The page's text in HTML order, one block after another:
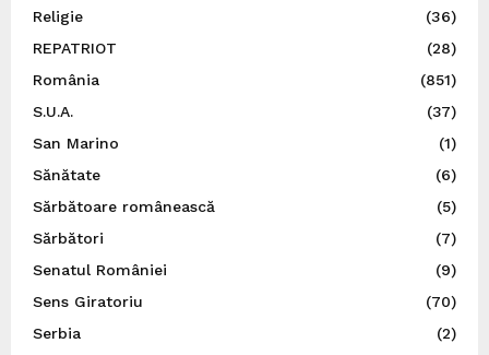
Religie
(36)
REPATRIOT
(28)
România
(851)
S.U.A.
(37)
San Marino
(1)
Sănătate
(6)
Sărbătoare românească
(5)
Sărbători
(7)
Senatul României
(9)
Sens Giratoriu
(70)
Serbia
(2)